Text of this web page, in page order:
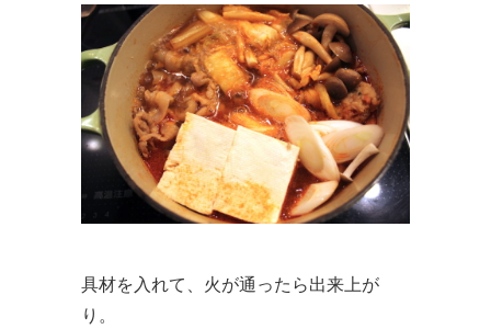
具材を入れて、火が通ったら出来上が
り。